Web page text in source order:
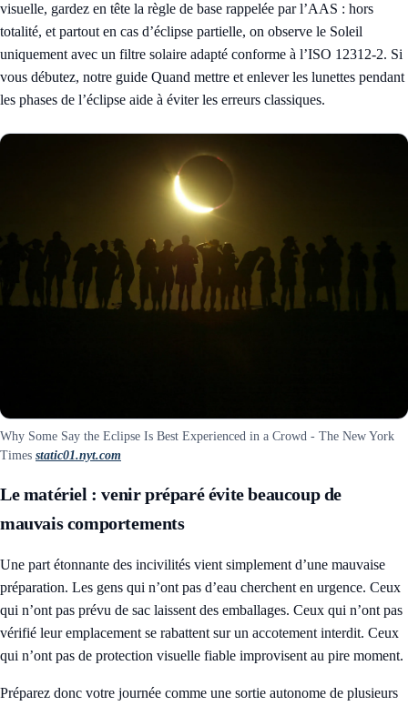
visuelle, gardez en tête la règle de base rappelée par l’AAS : hors
totalité, et partout en cas d’éclipse partielle, on observe le Soleil
uniquement avec un filtre solaire adapté conforme à l’ISO 12312-2. Si
vous débutez, notre guide Quand mettre et enlever les lunettes pendant
les phases de l’éclipse aide à éviter les erreurs classiques.
Why Some Say the Eclipse Is Best Experienced in a Crowd - The New York
Times static01.nyt.com
Le matériel : venir préparé évite beaucoup de
mauvais comportements
Une part étonnante des incivilités vient simplement d’une mauvaise
préparation. Les gens qui n’ont pas d’eau cherchent en urgence. Ceux
qui n’ont pas prévu de sac laissent des emballages. Ceux qui n’ont pas
vérifié leur emplacement se rabattent sur un accotement interdit. Ceux
qui n’ont pas de protection visuelle fiable improvisent au pire moment.
Préparez donc votre journée comme une sortie autonome de plusieurs